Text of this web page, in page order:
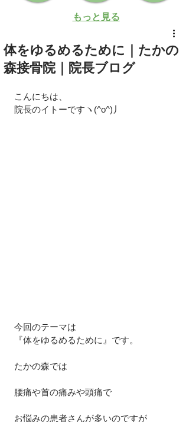
もっと見る
体をゆるめるために｜たかの
森接骨院｜院長ブログ
こんにちは、
院長のイトーですヽ(^o^)丿
今回のテーマは
『体をゆるめるために』です。
たかの森では
腰痛や首の痛みや頭痛で
お悩みの患者さんが多いのですが